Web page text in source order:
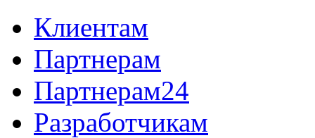
Клиентам
Партнерам
Партнерам24
Разработчикам